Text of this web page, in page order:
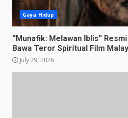
Gaya Hidup
“Munafik: Melawan Iblis”
Bawa Teror Spiritual Film
July 29, 2026